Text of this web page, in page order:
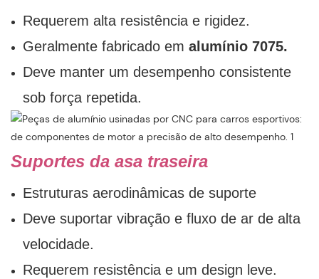
Requerem alta resistência e rigidez.
Geralmente fabricado em alumínio 7075.
Deve manter um desempenho consistente
sob força repetida.
Suportes da asa traseira
Estruturas aerodinâmicas de suporte
Deve suportar vibração e fluxo de ar de alta
velocidade.
Requerem resistência e um design leve.